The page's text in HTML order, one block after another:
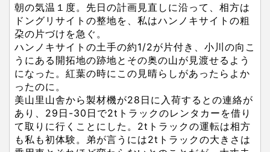
朝の気温１度。先日の計画見直しに沿って、相方は
ドングリサイトの整地を、私はハンノキサイトの粗
朶の片づけを急ぐ。
ハンノキサイトの土手の約1/2が片付き、小川の向こ
うにある開拓地の跡地とその奥の山が見渡せるよう
になった。紅葉の時にこの見晴らしがあったらよか
ったのに。
美山里山舎から製材機が28日に入荷するとの連絡が
あり、29日-30日で2tトラックのレンタカーを借り
て取りに行くことにした。2tトラックの運転は相方
も私も初体験。弟が言うには2tトラックの大きさは